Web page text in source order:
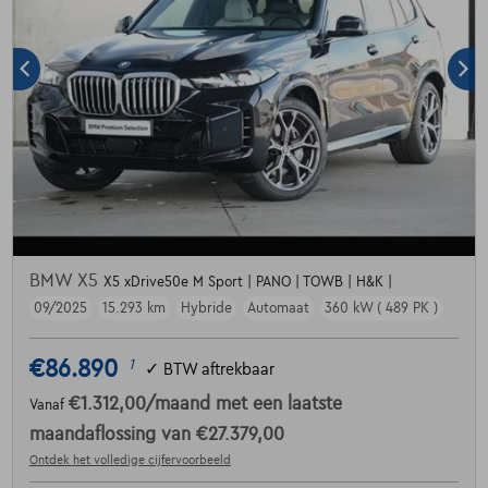
BMW X5 X5 xDrive50e M Sport | PANO | TOWB | H&K |
09/2025
15.293 km Hybride Automaat 360 kW ( 489 PK )
€86.890 1 ✓ BTW aftrekbaar
Vanaf €1.312,00/maand met een laatste
maandaflossing van €27.379,00
Ontdek het volledige cijfervoorbeeld